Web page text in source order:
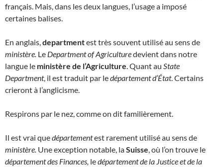
français. Mais, dans les deux langues, l’usage a imposé
certaines balises.
En anglais,departmentest très souvent utilisé au sens de
ministère. Le Department of Agriculturedevient dans notre
langue le ministère de l’Agriculture. Quant au State
Department, il est traduit par ledépartement d’État. Certains
crieront à l’anglicisme.
Respirons par le nez, comme on dit familièrement.
Il est vrai quedépartementest rarement utilisé au sens de
ministère. Une exception notable, laSuisse, où l’on trouve le
département des Finances, ledépartement de la Justice et de la